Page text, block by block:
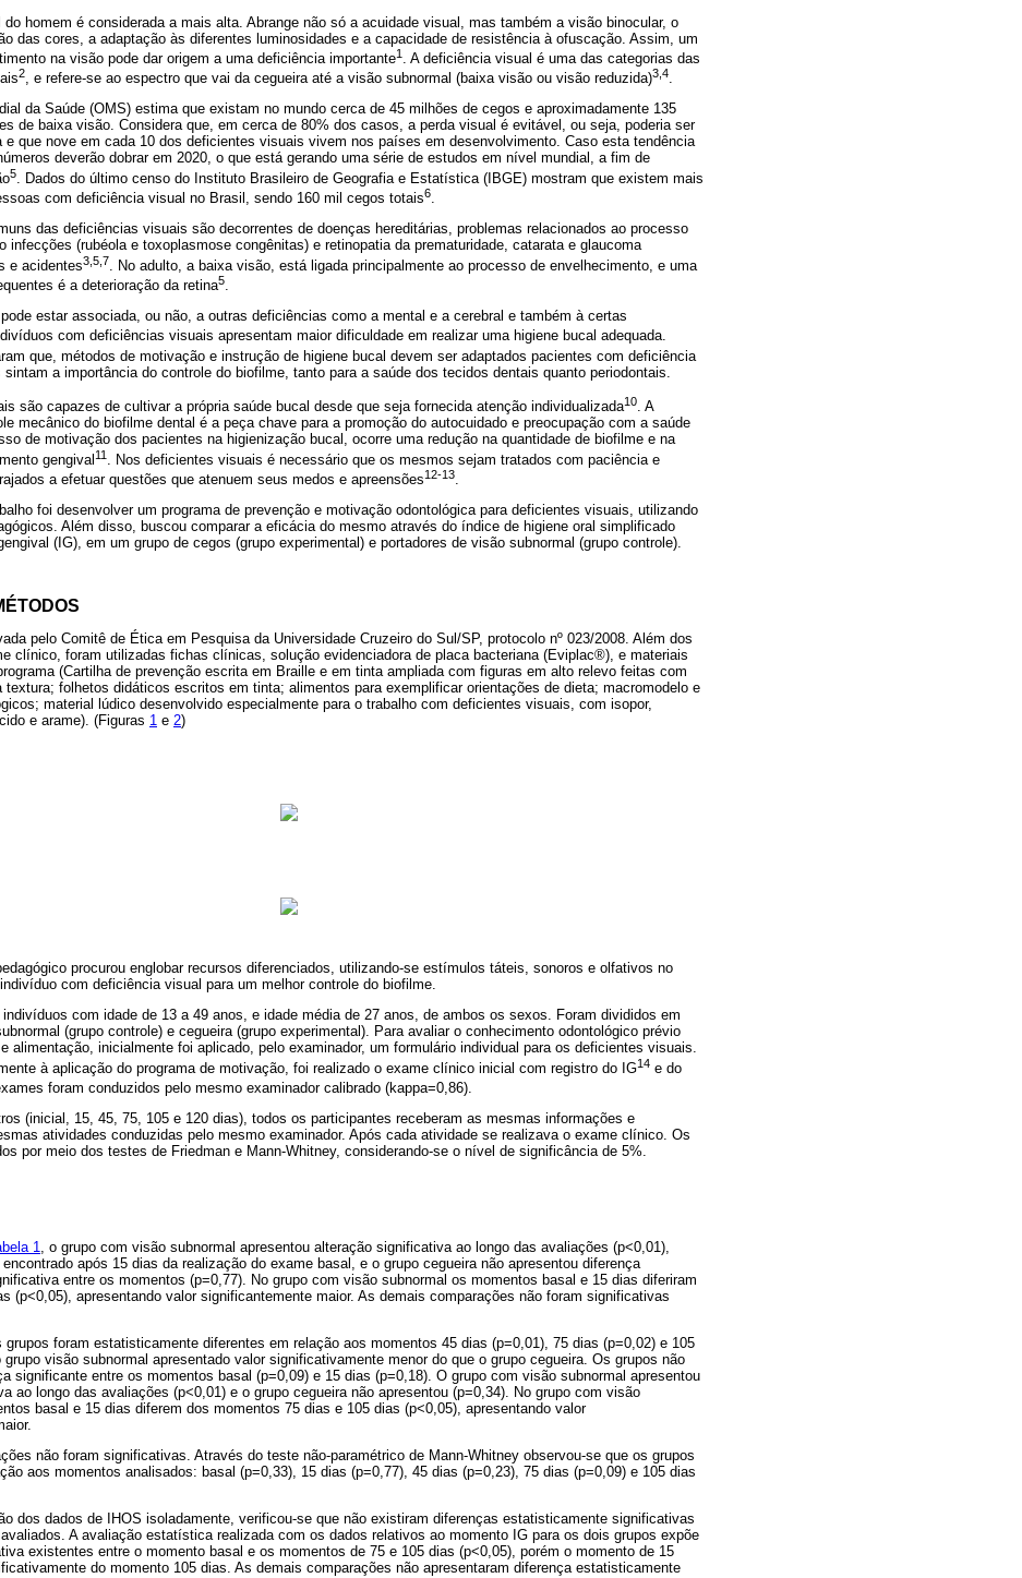
homem é considerada a mais alta. Abrange não só a acuidade visual, mas também a visão binocular, o
das cores, a adaptação às diferentes luminosidades e a capacidade de resistência à ofuscação. Assim, um
na visão pode dar origem a uma deficiência importante1
. A deficiência visual é uma das categorias das
2, e refere-se ao espectro que vai da cegueira até a visão subnormal (baixa visão ou visão reduzida)3,4.
da Saúde (OMS) estima que existam no mundo cerca de 45 milhões de cegos e aproximadamente 135
de baixa visão. Considera que, em cerca de 80% dos casos, a perda visual é evitável, ou seja, poderia ser
e que nove em cada 10 dos deficientes visuais vivem nos países em desenvolvimento. Caso esta tendência
deverão dobrar em 2020, o que está gerando uma série de estudos em nível mundial, a fim de
5
. Dados do último censo do Instituto Brasileiro de Geografia e Estatística (IBGE) mostram que existem mais
com deficiência visual no Brasil, sendo 160 mil cegos totais6.
das deficiências visuais são decorrentes de doenças hereditárias, problemas relacionados ao processo
infecções (rubéola e toxoplasmose congênitas) e retinopatia da prematuridade, catarata e glaucoma
e acidentes3,5,7
. No adulto, a baixa visão, está ligada principalmente ao processo de envelhecimento, e uma
é a deterioração da retina5
estar associada, ou não, a outras deficiências como a mental e a cerebral e também à certas
com deficiências visuais apresentam maior dificuldade em realizar uma higiene bucal adequada.
que, métodos de motivação e instrução de higiene bucal devem ser adaptados pacientes com deficiência
a importância do controle do biofilme, tanto para a saúde dos tecidos dentais quanto periodontais.
são capazes de cultivar a própria saúde bucal desde que seja fornecida atenção individualizada10. A
mecânico do biofilme dental é a peça chave para a promoção do autocuidado e preocupação com a saúde
de motivação dos pacientes na higienização bucal, ocorre uma redução na quantidade de biofilme e na
gengival11
. Nos deficientes visuais é necessário que os mesmos sejam tratados com paciência e
a efetuar questões que atenuem seus medos e apreensões12-13
foi desenvolver um programa de prevenção e motivação odontológica para deficientes visuais, utilizando
Além disso, buscou comparar a eficácia do mesmo através do índice de higiene oral simplificado
(IG), em um grupo de cegos (grupo experimental) e portadores de visão subnormal (grupo controle).
pelo Comitê de Ética em Pesquisa da Universidade Cruzeiro do Sul/SP, protocolo nº 023/2008. Além dos
clínico, foram utilizadas fichas clínicas, solução evidenciadora de placa bacteriana (Eviplac®), e materiais
(Cartilha de prevenção escrita em Braille e em tinta ampliada com figuras em alto relevo feitas com
textura; folhetos didáticos escritos em tinta; alimentos para exemplificar orientações de dieta; macromodelo e
material lúdico desenvolvido especialmente para o trabalho com deficientes visuais, com isopor,
e arame). (Figuras 1 e 2)
procurou englobar recursos diferenciados, utilizando-se estímulos táteis, sonoros e olfativos no
com deficiência visual para um melhor controle do biofilme.
indivíduos com idade de 13 a 49 anos, e idade média de 27 anos, de ambos os sexos. Foram divididos em
(grupo controle) e cegueira (grupo experimental). Para avaliar o conhecimento odontológico prévio
alimentação, inicialmente foi aplicado, pelo examinador, um formulário individual para os deficientes visuais.
à aplicação do programa de motivação, foi realizado o exame clínico inicial com registro do IG14 e do
foram conduzidos pelo mesmo examinador calibrado (kappa=0,86).
(inicial, 15, 45, 75, 105 e 120 dias), todos os participantes receberam as mesmas informações e
atividades conduzidas pelo mesmo examinador. Após cada atividade se realizava o exame clínico. Os
por meio dos testes de Friedman e Mann-Whitney, considerando-se o nível de significância de 5%.
1
, o grupo com visão subnormal apresentou alteração significativa ao longo das avaliações (p<0,01),
após 15 dias da realização do exame basal, e o grupo cegueira não apresentou diferença
entre os momentos (p=0,77). No grupo com visão subnormal os momentos basal e 15 dias diferiram
(p<0,05), apresentando valor significantemente maior. As demais comparações não foram significativas
grupos foram estatisticamente diferentes em relação aos momentos 45 dias (p=0,01), 75 dias (p=0,02) e 105
visão subnormal apresentado valor significativamente menor do que o grupo cegueira. Os grupos não
significante entre os momentos basal (p=0,09) e 15 dias (p=0,18). O grupo com visão subnormal apresentou
ao longo das avaliações (p<0,01) e o grupo cegueira não apresentou (p=0,34). No grupo com visão
basal e 15 dias diferem dos momentos 75 dias e 105 dias (p<0,05), apresentando valor
não foram significativas. Através do teste não-paramétrico de Mann-Whitney observou-se que os grupos
aos momentos analisados: basal (p=0,33), 15 dias (p=0,77), 45 dias (p=0,23), 75 dias (p=0,09) e 105 dias
dos dados de IHOS isoladamente, verificou-se que não existiram diferenças estatisticamente significativas
A avaliação estatística realizada com os dados relativos ao momento IG para os dois grupos expõe
existentes entre o momento basal e os momentos de 75 e 105 dias (p<0,05), porém o momento de 15
do momento 105 dias. As demais comparações não apresentaram diferença estatisticamente